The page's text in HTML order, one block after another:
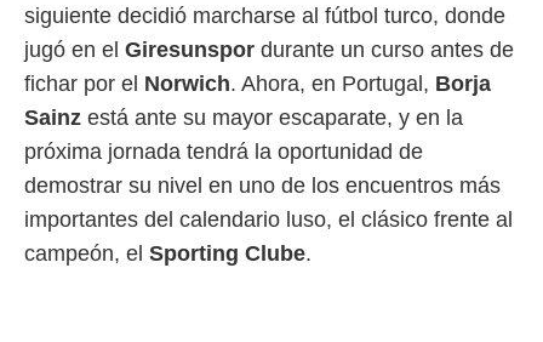
siguiente decidió marcharse al fútbol turco, donde
jugó en el Giresunspor durante un curso antes de
fichar por el Norwich. Ahora, en Portugal, Borja
Sainz está ante su mayor escaparate, y en la
próxima jornada tendrá la oportunidad de
demostrar su nivel en uno de los encuentros más
importantes del calendario luso, el clásico frente al
campeón, el Sporting Clube.